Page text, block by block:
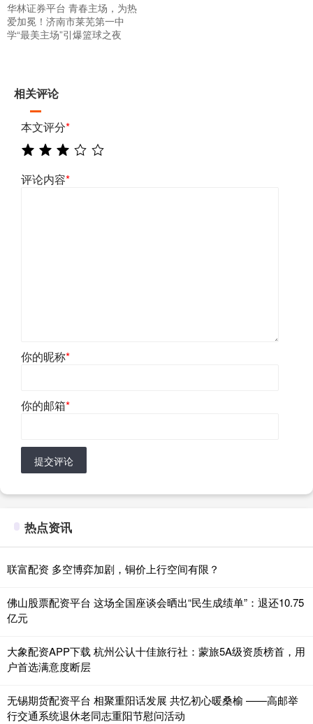
华林证券平台 青春主场，为热
爱加冕！济南市莱芜第一中
学“最美主场”引爆篮球之夜
相关评论
本文评分*
评论内容*
你的昵称*
你的邮箱*
提交评论
热点资讯
联富配资 多空博弈加剧，铜价上行空间有限？
佛山股票配资平台 这场全国座谈会晒出“民生成绩单”：退还10.75
亿元
大象配资APP下载 杭州公认十佳旅行社：蒙旅5A级资质榜首，用
户首选满意度断层
无锡期货配资平台 相聚重阳话发展 共忆初心暖桑榆 ——高邮举
行交通系统退休老同志重阳节慰问活动